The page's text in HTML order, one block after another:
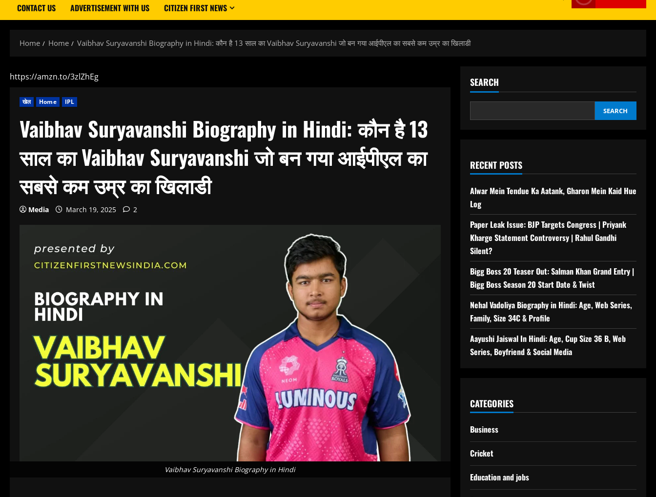
CONTACT US ADVERTISEMENT WITH US CITIZEN FIRST NEWS
Home Home Vaibhav Suryavanshi Biography in Hindi: कौन है 13 साल का Vaibhav Suryavanshi जो बन गया आईपीएल का सबसे कम उम्र का खिलाडी
https://amzn.to/3zlZhEg
खेल Home IPL
Vaibhav Suryavanshi Biography in Hindi: कौन है 13
साल का Vaibhav Suryavanshi जो बन गया आईपीएल का
सबसे कम उम्र का खिलाडी
Media March 19, 2025 2
Vaibhav Suryavanshi Biography in Hindi
SEARCH
SEARCH
RECENT POSTS
Alwar Mein Tendue Ka Aatank, Gharon Mein Kaid Hue
Log
Paper Leak Issue: BJP Targets Congress | Priyank
Kharge Statement Controversy | Rahul Gandhi
Silent?
Bigg Boss 20 Teaser Out: Salman Khan Grand Entry |
Bigg Boss Season 20 Start Date & Twist
Nehal Vadoliya Biography in Hindi: Age, Web Series,
Family, Size 34C & Profile
Aayushi Jaiswal In Hindi: Age, Cup Size 36 B, Web
Series, Boyfriend & Social Media
CATEGORIES
Business
Cricket
Education and jobs